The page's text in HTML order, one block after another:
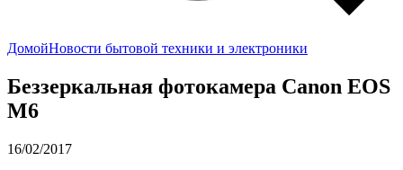
ДомойНовости бытовой техники и электроники
Беззеркальная фотокамера Canon EOS
M6
16/02/2017